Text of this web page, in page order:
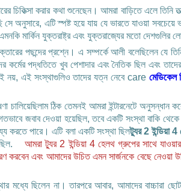
চিকিত্সা করার কথা শুনেছেন। আমরা বাড়িতে এলে
এটি স্পষ্ট হয়ে যায় যে ভারতে যাওয়া সবচেয়ে
যুক্তরাষ্ট্র এবং যুক্তরাজ্যের মতো দেশগুলির
পছন্দের প্রশ্নে। এ সম্পর্কে আলী বলেছিলেন যে
পদ্ধতিতে খুব পেশাদার এবং নৈতিক ছিল এবং
নয়, এই সংস্থাগুলিও তাদের যত্ন নেবে care মেডিকেল
ঠিক তেমনই আমরা ইন্টারনেটে অনুসন্ধান
জবাব দেওয়া হয়েছিল, তবে একটি সংস্থা বাকি থেকে
করতে পারে। এটি বলা একটি সংস্থা ছিলট্যুর 2 ইন্ডিয়া 4
আমরা ট্যুর 2 ইন্ডিয়া 4 হেলথ গ্রুপের সাথে যাওয়ার
করবেন এবং আমাদের উচিত এমন সার্জনকে বেছে
মধ্যে ছিলেন না। তারপরে আবার, আমাদের